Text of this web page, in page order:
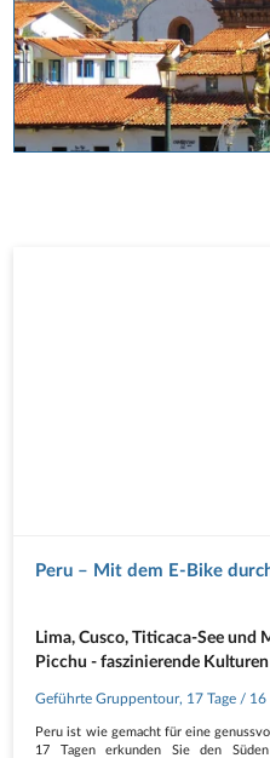
Peru – Mit dem E-Bike
Lima, Cusco, Titicaca-See und
Picchu - faszinierende
Geführte Gruppentour, 17 Tage / 16
Peru ist wie gemacht für eine
17 Tagen erkunden Sie den